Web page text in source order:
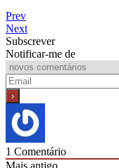
Prev
Next
Subscrever
Notificar-me de
1 Comentário